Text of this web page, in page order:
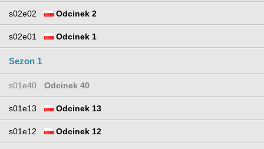
s02e02 Odcinek 2
s02e01 Odcinek 1
Sezon 1
s01e40 Odcinek 40
s01e13 Odcinek 13
s01e12 Odcinek 12